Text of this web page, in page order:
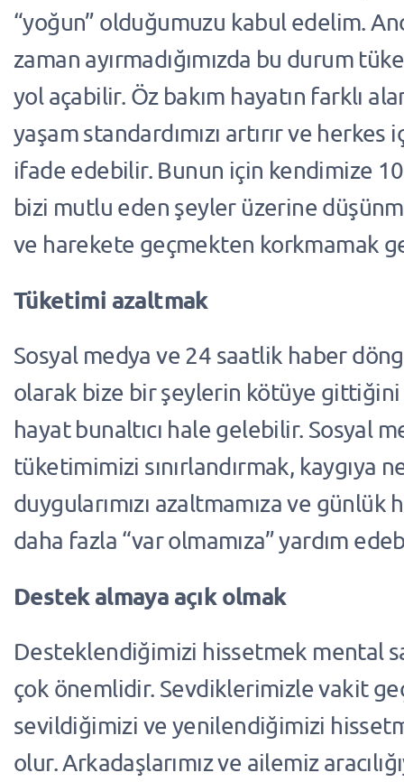
“yoğun” olduğumuzu kabul edelim.
zaman ayırmadığımızda bu durum
yol açabilir. Öz bakım hayatın farklı
yaşam standardımızı artırır ve herkes
ifade edebilir. Bunun için kendimize 10
bizi mutlu eden şeyler üzerine
ve harekete geçmekten korkmamak
Tüketimi azaltmak
Sosyal medya ve 24 saatlik haber
olarak bize bir şeylerin kötüye gittiğini
hayat bunaltıcı hale gelebilir. Sosyal
tüketimimizi sınırlandırmak, kaygıya
duygularımızı azaltmamıza ve günlük
daha fazla “var olmamıza” yardım
Destek almaya açık olmak
Desteklendiğimizi hissetmek mental
çok önemlidir. Sevdiklerimizle vakit
sevildiğimizi ve yenilendiğimizi
olur. Arkadaşlarımız ve ailemiz